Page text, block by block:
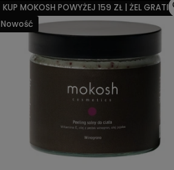
KUP MOKOSH POWYŻEJ 159 ZŁ | ŻEL GRATIS
Nowość